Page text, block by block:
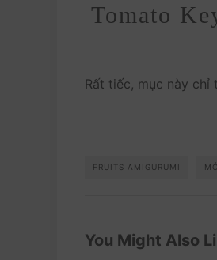
Tomato
Rất tiếc, mục này chỉ
FRUITS AMIGURUMI
You Might Also